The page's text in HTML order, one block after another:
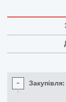
- Закупівля: